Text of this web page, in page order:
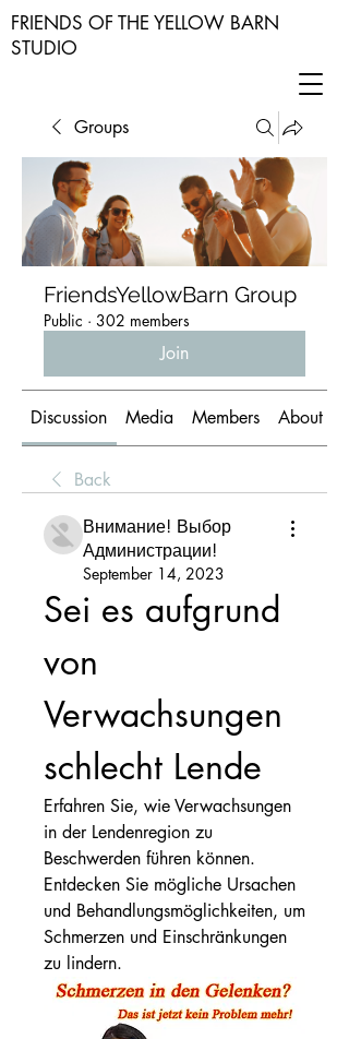
FRIENDS OF THE YELLOW BARN
STUDIO
Groups
FriendsYellowBarn Group
Public · 302 members
Join
Discussion Media Members About
Back
Внимание! Выбор
Администрации!
September 14, 2023
Sei es aufgrund
von
Verwachsungen
schlecht Lende
Erfahren Sie, wie Verwachsungen
in der Lendenregion zu
Beschwerden führen können.
Entdecken Sie mögliche Ursachen
und Behandlungsmöglichkeiten, um
Schmerzen und Einschränkungen
zu lindern.